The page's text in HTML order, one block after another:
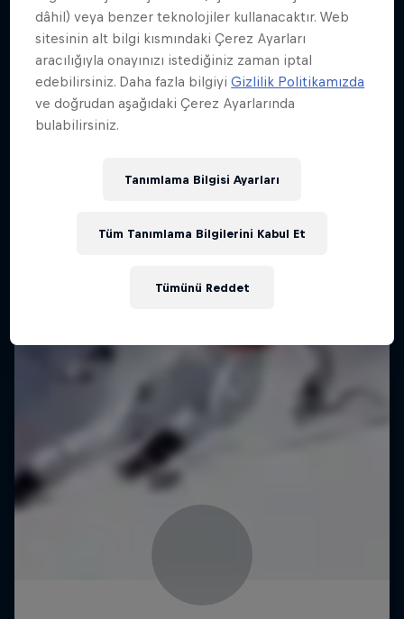
dâhil) veya benzer teknolojiler kullanacaktır. Web
sitesinin alt bilgi kısmındaki Çerez Ayarları
aracılığıyla onayınızı istediğiniz zaman iptal
edebilirsiniz. Daha fazla bilgiyiGizlilik Politikamızda
ve doğrudan aşağıdaki Çerez Ayarlarında
bulabilirsiniz.
Tanımlama Bilgisi Ayarları
Tümünü Reddet
Tüm Tanımlama Bilgilerini Kabul Et